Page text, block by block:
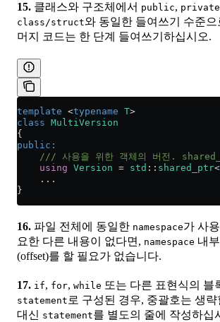
15. 클래스와 구조체에서 public, private
class/struct와 동일한 들여쓰기 수준
머지 코드는 한 단계 들여쓰기하십시오.
template <typename T>
class MultiVersion
{
public:
/// 사용을 위한 객체의 버전.
    using
Version = std :: shared_ptr<
    ...
}
16. 파일 전체에 동일한 namespace가 사
요한 다른 내용이 없다면, namespace 내
(offset)를 할 필요가 없습니다.
17. if, for, while 또는 다른 표현식의 블
statement 로 구성된 경우, 중괄호는 생
대신 statement를 별도의 줄에 작성하십